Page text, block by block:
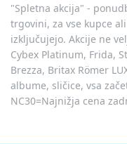
"Spletna akcija" -
trgovini, za vse kupce
izključujejo. Akcije ne
Cybex Platinum, Frida,
Brezza, Britax Römer
albume, sličice, vsa
NC30=Najnižja cena